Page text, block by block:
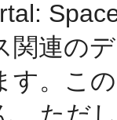
関連の
す。こ